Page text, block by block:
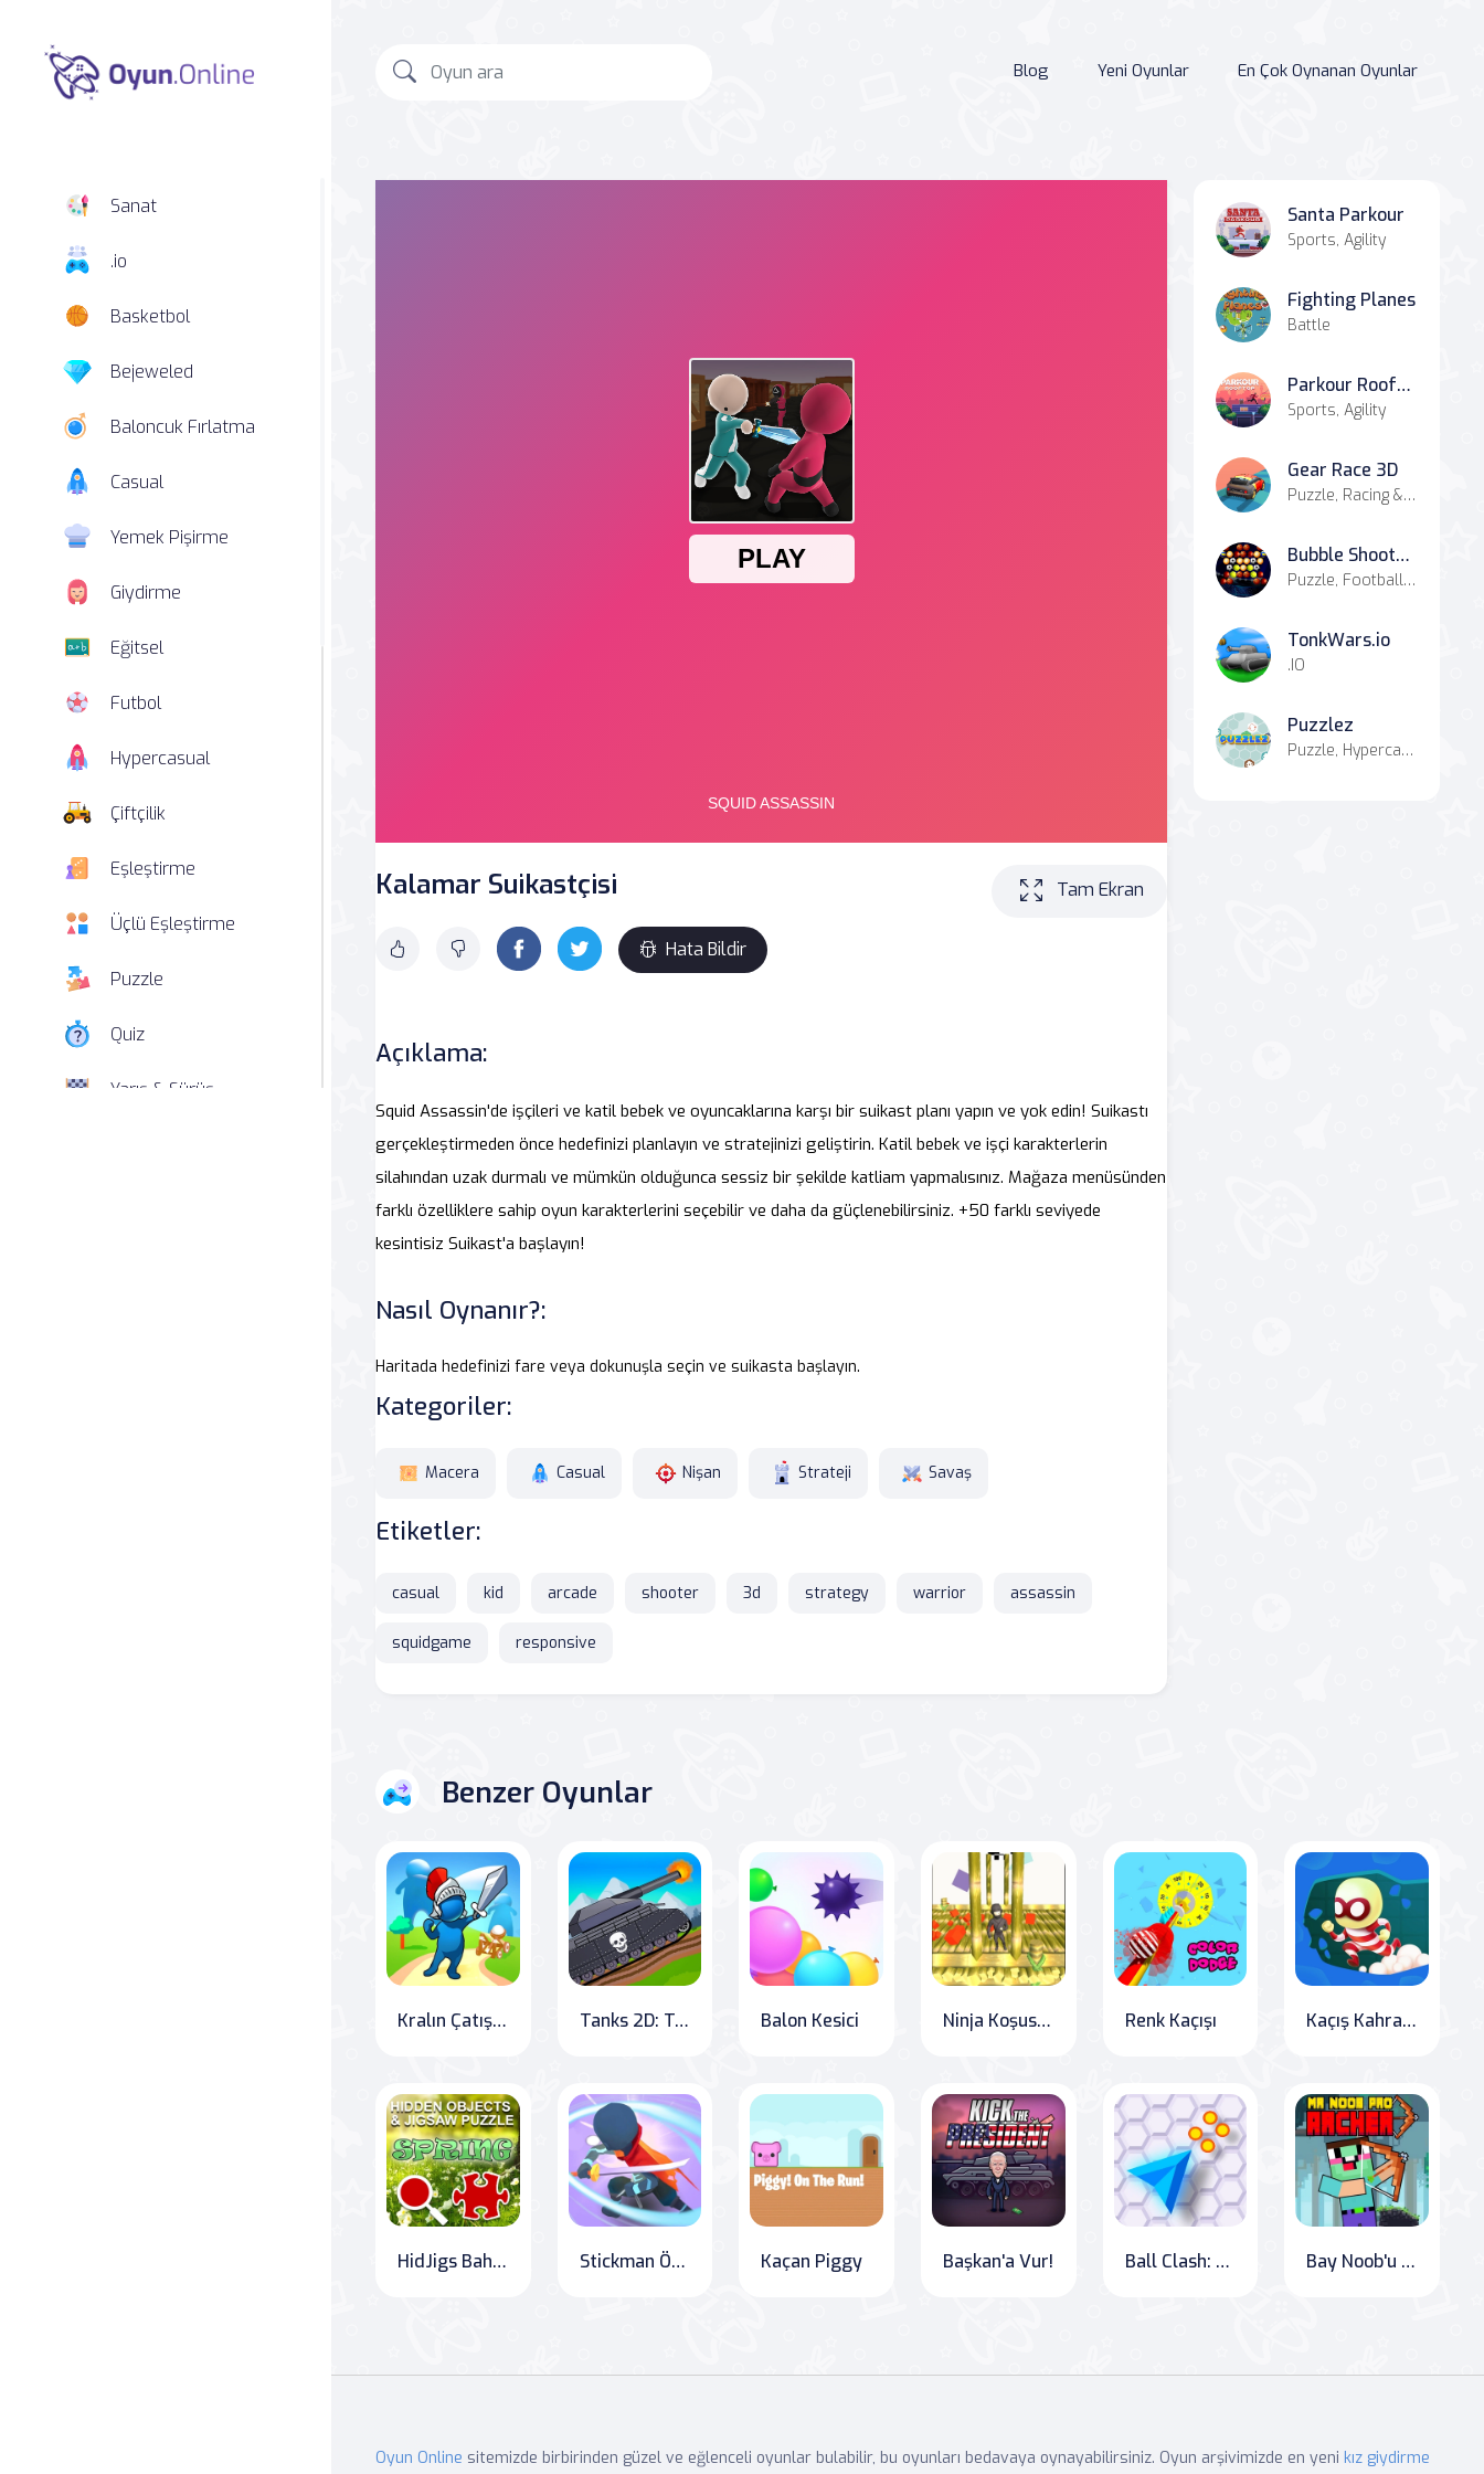
Sanat
.io
Basketbol
Bejeweled
Baloncuk Fırlatma
Casual
Yemek Pişirme
Giydirme
Eğitsel
Futbol
Hypercasual
Çiftçilik
Eşleştirme
Üçlü Eşleştirme
Puzzle
Quiz
Yarış & Sürüş
Blog Yeni Oyunlar En Çok Oynanan Oyunlar
Kalamar Suikastçisi
Hata Bildir
Tam Ekran
Açıklama:
Squid Assassin'de işçileri ve katil bebek ve oyuncaklarına karşı bir suikast planı yapın ve yok edin! Suikastı
gerçekleştirmeden önce hedefinizi planlayın ve stratejinizi geliştirin. Katil bebek ve işçi karakterlerin
silahından uzak durmalı ve mümkün olduğunca sessiz bir şekilde katliam yapmalısınız. Mağaza menüsünden
farklı özelliklere sahip oyun karakterlerini seçebilir ve daha da güçlenebilirsiniz. +50 farklı seviyede
kesintisiz Suikast'a başlayın!
Nasıl Oynanır?:
Haritada hedefinizi fare veya dokunuşla seçin ve suikasta başlayın.
Kategoriler:
Macera Casual Nişan Strateji Savaş
Etiketler:
casual kid arcade shooter 3d strategy warrior assassin
squidgame responsive
Santa Parkour
Sports, Agility
Fighting Planes
Battle
Parkour Rooftop
Sports, Agility
Gear Race 3D
Puzzle, Racing & Driving, Casual
Bubble Shooter Golden Football
Puzzle, Football, Bejeweled, Bubble Shooter
TonkWars.io
.IO
Puzzlez
Puzzle, Hypercasual
Benzer Oyunlar
Kralın Çatışması Tanks 2D: Tank Savaşları Balon Kesici Ninja Koşusu 3D Renk Kaçışı Kaçış Kahramanları
HidJigs Bahar Stickman Öldüren Kaçan Piggy Başkan'a Vur! Ball Clash: The Ultimate Color Challenge Bay Noob'u Kurtaran Yaycı: OnlineGames.World
Oyun Online sitemizde birbirinden güzel ve eğlenceli oyunlar bulabilir, bu oyunları bedavaya oynayabilirsiniz. Oyun arşivimizde en yeni kız giydirme